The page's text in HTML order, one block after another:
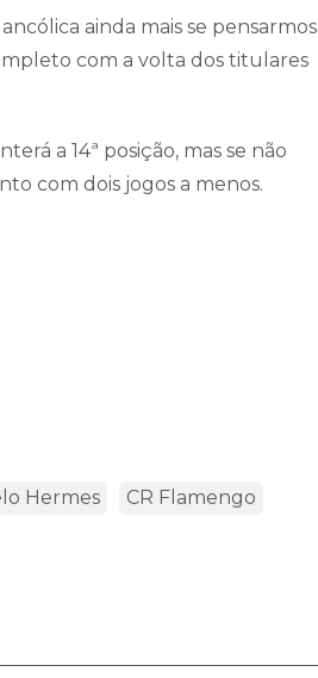
ainda mais se pensarmos
com a volta dos titulares
a 14ª posição, mas se não
com dois jogos a menos.
Hermes CR Flamengo